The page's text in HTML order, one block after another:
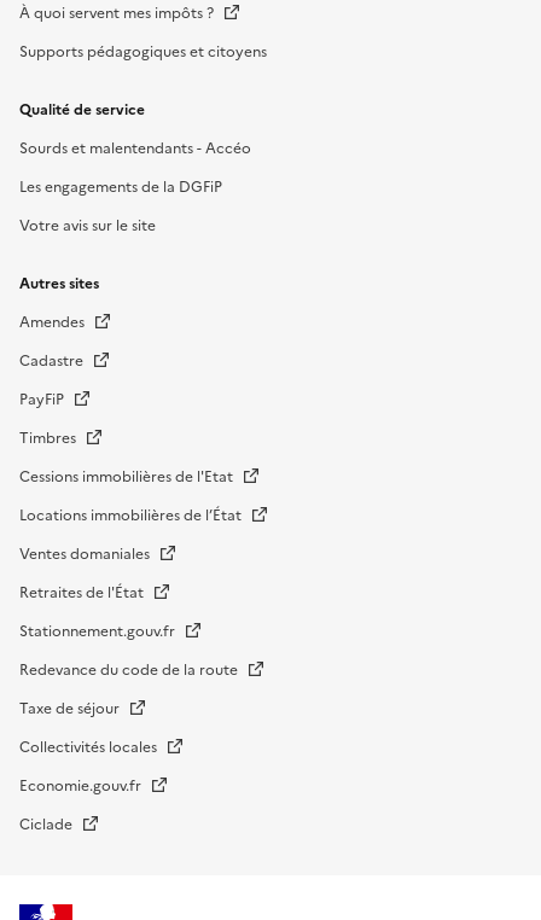
À quoi servent mes impôts ?
Supports pédagogiques et citoyens
Qualité de service
Sourds et malentendants - Accéo
Les engagements de la DGFiP
Votre avis sur le site
Autres sites
Amendes
Cadastre
PayFiP
Timbres
Cessions immobilières de l'Etat
Locations immobilières de l’État
Ventes domaniales
Retraites de l'État
Stationnement.gouv.fr
Redevance du code de la route
Taxe de séjour
Collectivités locales
Economie.gouv.fr
Ciclade